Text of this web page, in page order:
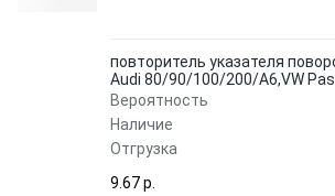
повторитель указателя
Audi 80/90/100/200/A6,VW
Вероятность
Наличие
Отгрузка
9.67 p.